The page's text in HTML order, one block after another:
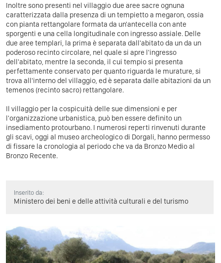
Inoltre sono presenti nel villaggio due aree sacre ognuna
caratterizzata dalla presenza di un tempietto a megaron, ossia
con pianta rettangolare formata da un'antecella con ante
sporgenti e una cella longitudinale con ingresso assiale. Delle
due aree templari, la prima è separata dall'abitato da un da un
poderoso recinto circolare, nel quale si apre l'ingresso
dell'abitato, mentre la seconda, il cui tempio si presenta
perfettamente conservato per quanto riguarda le murature, si
trova all'interno del villaggio, ed è separata dalle abitazioni da un
temenos (recinto sacro) rettangolare.
Il villaggio per la cospicuità delle sue dimensioni e per
l'organizzazione urbanistica, può ben essere definito un
insediamento protourbano. I numerosi reperti rinvenuti durante
gli scavi, oggi al museo archeologico di Dorgali, hanno permesso
di fissare la cronologia al periodo che va da Bronzo Medio al
Bronzo Recente.
Inserito da:
Ministero dei beni e delle attività culturali e del turismo